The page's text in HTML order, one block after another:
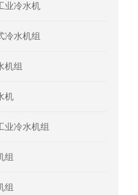
业冷水机
冷水机组
机组
机
业冷水机组
组
组